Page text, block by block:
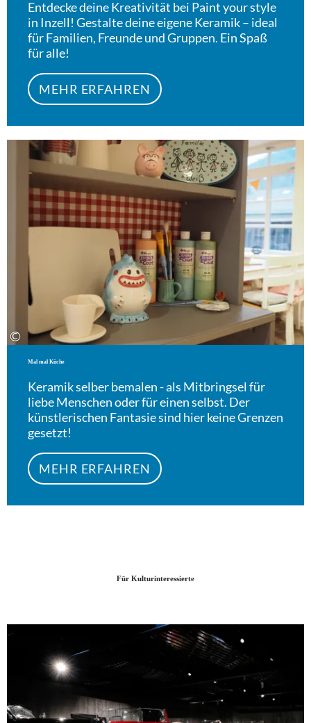
Entdecke deine Kreativität bei Paint your style
in Inzell! Gestalte deine eigene Keramik – ideal
für Familien, Freunde und Gruppen. Ein Spaß
für alle!
MEHR ERFAHREN
©
Mal mal Küche
Keramik selber bemalen - als Mitbringsel für
liebe Menschen oder für einen selbst. Der
künstlerischen Fantasie sind hier keine Grenzen
gesetzt!
MEHR ERFAHREN
Für Kulturinteressierte